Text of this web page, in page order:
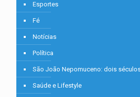
Esportes
Fé
Notícias
Política
São João Nepomuceno: dois
Saúde e Lifestyle